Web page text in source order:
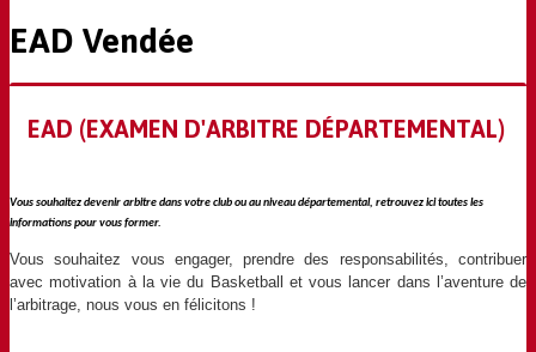
EAD Vendée
EAD (EXAMEN D'ARBITRE DÉPARTEMENTAL)
Vous souhaitez devenir arbitre dans votre club ou au niveau départemental, retrouvez ici toutes les
informations pour vous former.
Vous souhaitez vous engager, prendre des responsabilités, contribuer
avec motivation à la vie du Basketball et vous lancer dans l’aventure de
l’arbitrage, nous vous en félicitons !